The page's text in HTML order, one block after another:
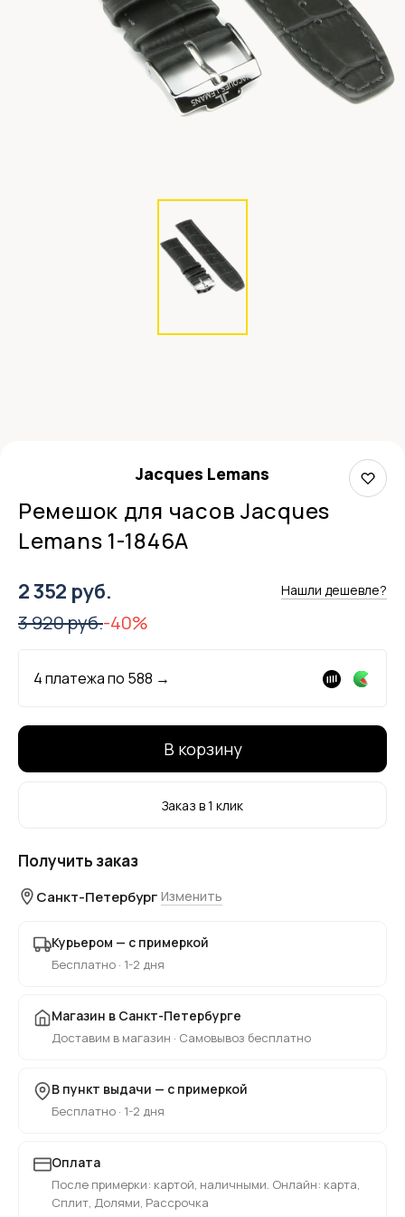
Jacques Lemans
Ремешок для часов Jacques
Lemans 1-1846A
2 352 руб. Нашли дешевле?
3 920 руб.-40%
4 платежа по 588 →
В корзину
Заказ в 1 клик
Получить заказ
Санкт-Петербург Изменить
Курьером — с примеркой
Бесплатно · 1-2 дня
Магазин в Санкт-Петербурге
Доставим в магазин · Самовывоз бесплатно
В пункт выдачи — с примеркой
Бесплатно · 1-2 дня
Оплата
После примерки: картой, наличными. Онлайн: карта,
Сплит, Долями, Рассрочка